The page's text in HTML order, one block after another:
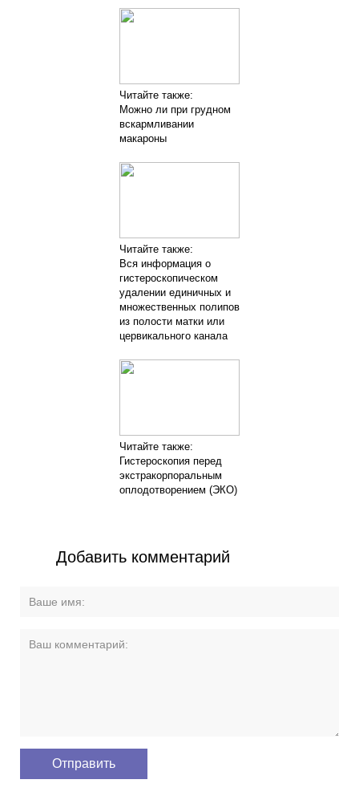
Читайте также:
Можно ли при грудном
вскармливании
макароны
Читайте также:
Вся информация о
гистероскопическом
удалении единичных и
множественных полипов
из полости матки или
цервикального канала
Читайте также:
Гистероскопия перед
экстракорпоральным
оплодотворением (ЭКО)
Добавить комментарий